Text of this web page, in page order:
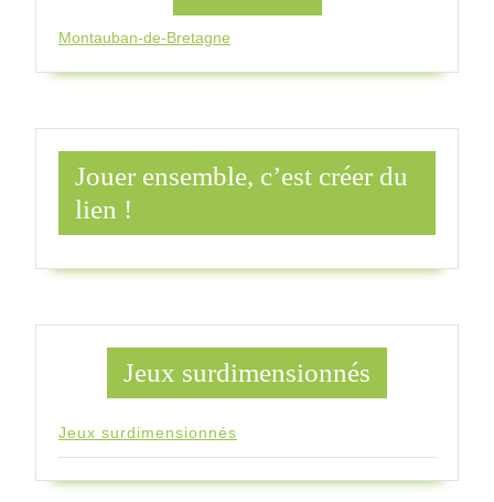
Montauban-de-Bretagne
Jouer ensemble, c’est créer du
lien !
Jeux surdimensionnés
Jeux surdimensionnés